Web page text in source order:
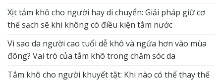
Xịt tắm khô cho người hay di chuyển: Giải pháp giữ cơ
thể sạch sẽ khi không có điều kiện tắm nước
Vì sao da người cao tuổi dễ khô và ngứa hơn vào mùa
đông? Vai trò của tắm khô trong chăm sóc da
Tắm khô cho người khuyết tật: Khi nào có thể thay thế